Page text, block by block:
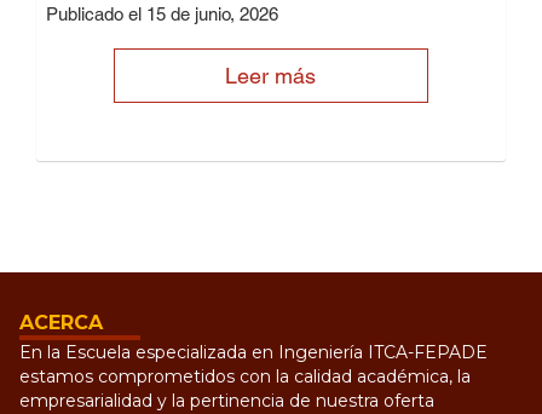
Publicado el 15 de junio, 2026
Leer más
ACERCA
En la Escuela especializada en Ingeniería ITCA-FEPADE
estamos comprometidos con la calidad académica, la
empresarialidad y la pertinencia de nuestra oferta